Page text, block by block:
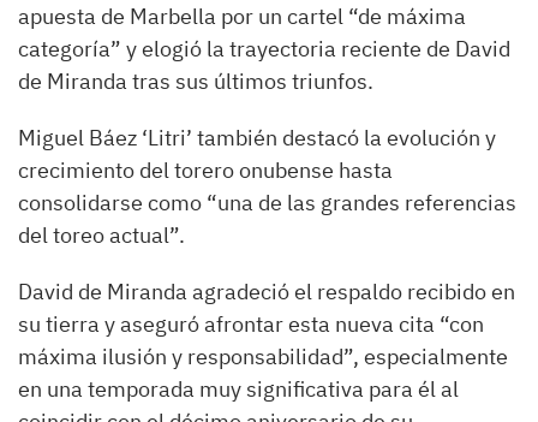
apuesta de Marbella por un cartel “de máxima
categoría” y elogió la trayectoria reciente de David
de Miranda tras sus últimos triunfos.
Miguel Báez ‘Litri’ también destacó la evolución y
crecimiento del torero onubense hasta
consolidarse como “una de las grandes referencias
del toreo actual”.
David de Miranda agradeció el respaldo recibido en
su tierra y aseguró afrontar esta nueva cita “con
máxima ilusión y responsabilidad”, especialmente
en una temporada muy significativa para él al